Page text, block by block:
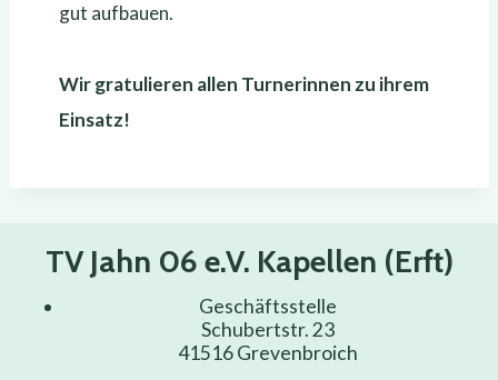
gut aufbauen.
Wir gratulieren allen Turnerinnen zu ihrem
Einsatz!
TV Jahn 06 e.V. Kapellen (Erft)
Geschäftsstelle
Schubertstr. 23
41516 Grevenbroich